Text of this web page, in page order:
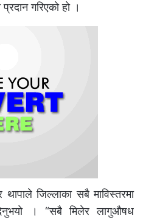
गरिएको हो ।
जिल्लाका सबै माविस्तरमा
। “सबै मिलेर लागुऔषध